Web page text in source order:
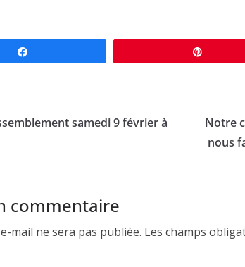
samedi 9 février à
Notre
nous
commentaire
mail ne sera pas publiée. Les champs